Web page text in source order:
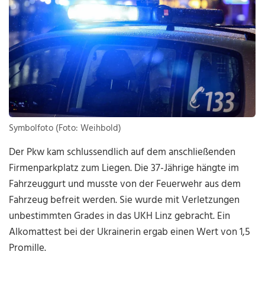
Symbolfoto (Foto: Weihbold)
Der Pkw kam schlussendlich auf dem anschließenden
Firmenparkplatz zum Liegen. Die 37-Jährige hängte im
Fahrzeuggurt und musste von der Feuerwehr aus dem
Fahrzeug befreit werden. Sie wurde mit Verletzungen
unbestimmten Grades in das UKH Linz gebracht. Ein
Alkomattest bei der Ukrainerin ergab einen Wert von 1,5
Promille.